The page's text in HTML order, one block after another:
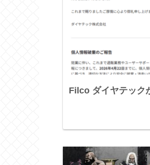
Filco ダイヤテック